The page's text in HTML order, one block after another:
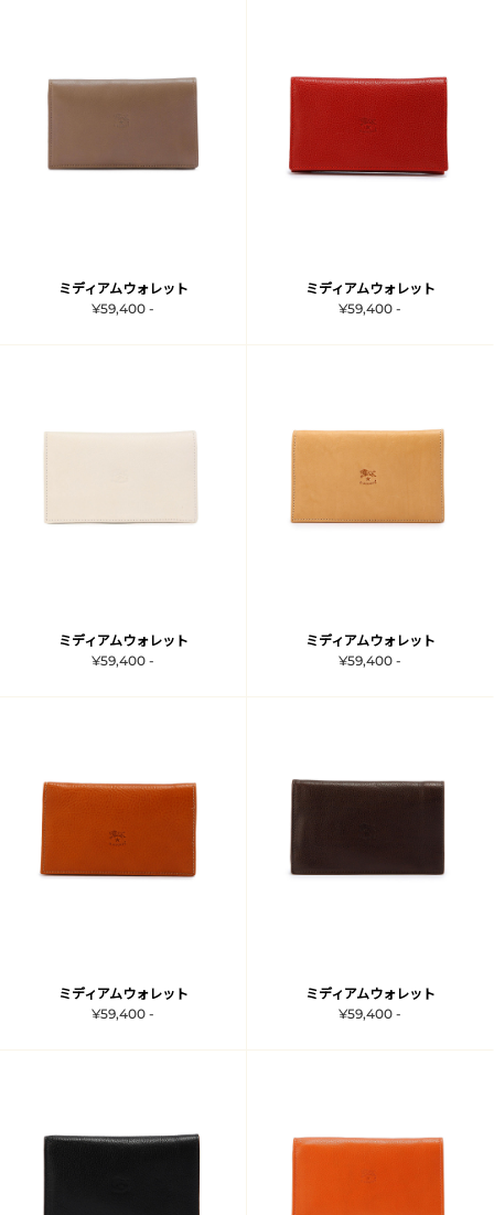
ミディアムウォレット
¥59,400 -
ミディアムウォレット
¥59,400 -
ミディアムウォレット
¥59,400 -
ミディアムウォレット
¥59,400 -
ミディアムウォレット
¥59,400 -
ミディアムウォレット
¥59,400 -